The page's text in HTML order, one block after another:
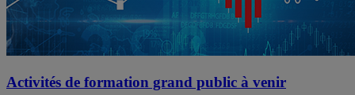
Activités de formation grand public à venir